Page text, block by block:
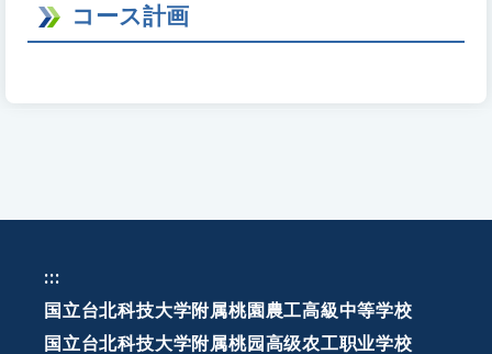
コース計画
:::
国立台北科技大学附属桃園農工高級中等学校
国立台北科技大学附属桃园高级农工职业学校